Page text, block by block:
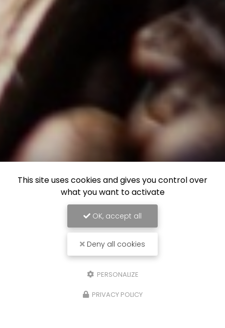
This site uses cookies and gives you control over
what you want to activate
OK, accept all
Deny all cookies
PERSONALIZE
PRIVACY POLICY